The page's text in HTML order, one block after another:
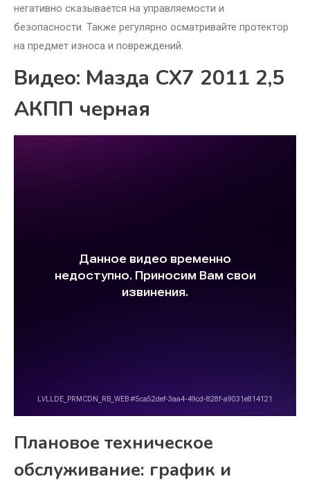
негативно сказывается на управляемости и
безопасности. Также регулярно осматривайте протектор
на предмет износа и повреждений.
Видео: Мазда СХ7 2011 2,5
АКПП черная
Плановое техническое
обслуживание: график и